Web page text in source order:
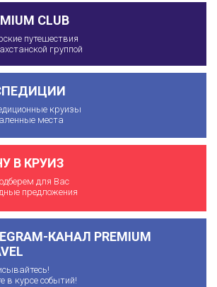
CLUB
путешествия
группой
круизы
места
В КРУИЗ
для Вас
предложения
КАНАЛ PREMIUM
в курсе событий!